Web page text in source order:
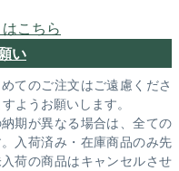
こちら
い
てのご注文はご遠慮くださ
ようお願いします。
期が異なる場合は、全ての
入荷済み・在庫商品のみ先
荷の商品はキャンセルさせ